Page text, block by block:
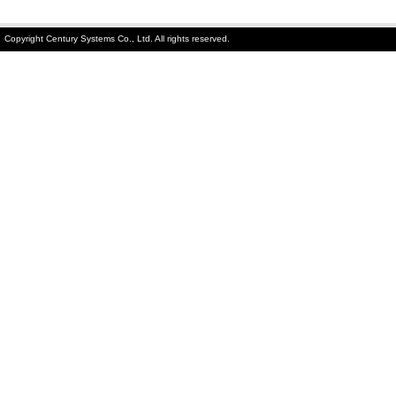
Copyright Century Systems Co., Ltd. All rights reserved.